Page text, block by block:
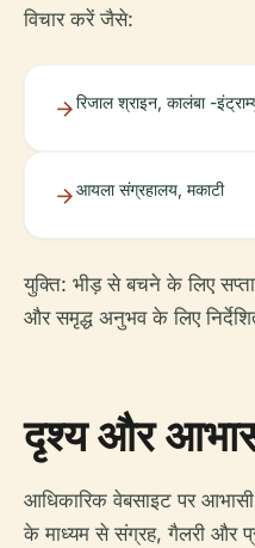
विचार करें जैसे:
रिजाल श्राइन, कालंबा -
आयला संग्रहालय, मकाटी
युक्ति: भीड़ से बचने के लिए
और समृद्ध अनुभव के लिए
दृश्य और
आधिकारिक वेबसाइट पर
के माध्यम से संग्रह, गैलरी और